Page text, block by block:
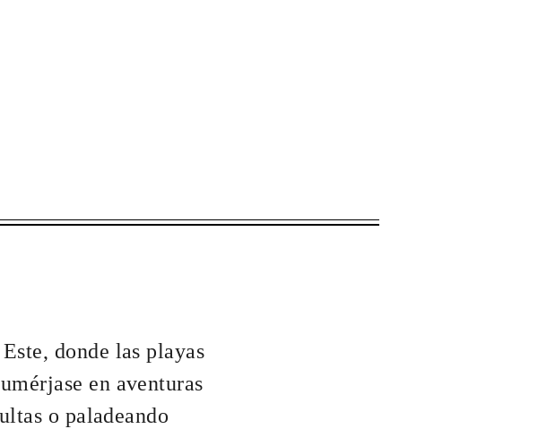
aplicarse bloqueos de fechas y otras restricciones.
NOCHESdonde las playas
en aventuras
o paladeando